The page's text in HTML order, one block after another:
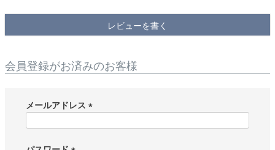
レビューを書く
会員登録がお済みのお客様
メールアドレス